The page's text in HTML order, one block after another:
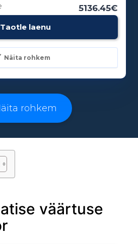
5136.45€
Taotle laenu
Näita rohkem
rohkem
väärtuse